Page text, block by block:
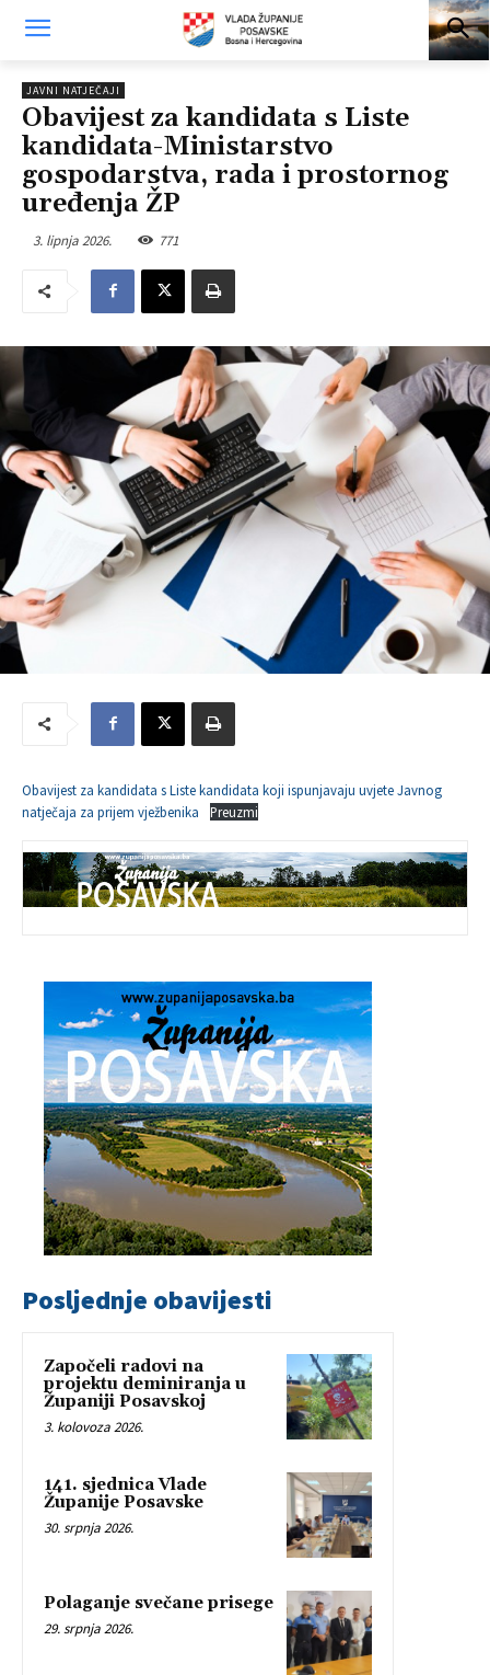
JAVNI NATJEČAJI
Obavijest za kandidata s Liste
kandidata-Ministarstvo
gospodarstva, rada i prostornog
uređenja ŽP
3. lipnja 2026. 771
Obavijest za kandidata s Liste kandidata koji ispunjavaju uvjete Javnog
natječaja za prijem vježbenika
Preuzmi
Posljednje obavijesti
Započeli radovi na
projektu deminiranja u
Županiji Posavskoj
3. kolovoza 2026.
141. sjednica Vlade
Županije Posavske
30. srpnja 2026.
Polaganje svečane prisege
29. srpnja 2026.